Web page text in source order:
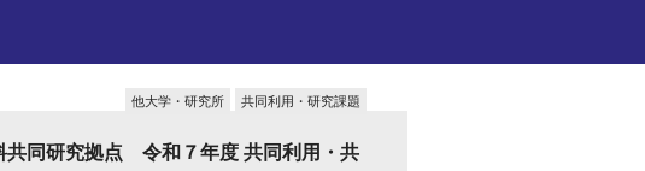
他大学・研究所 共同利用・研究課題
共同研究拠点 令和７年度 共同利用・共